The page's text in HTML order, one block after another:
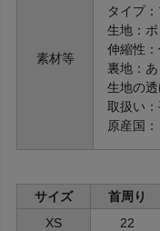
素材等
タイプ
生地：
伸縮性：
裏地：
生地の
取扱い
原産国
サイズ 首周り
XS
22